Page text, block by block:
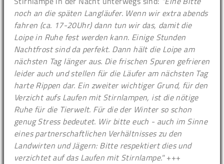
noch an die späten Langläufer. Wenn wir extra abends
fahren (ca. 17-20Uhr) dann tun wir das, damit die
Loipe in Ruhe fest werden kann. Einige Stunden
Nachtfrost sind da perfekt. Dann hält die Loipe am
nächsten Tag länger aus. Die frischen Spuren gefrieren
leider auch und stellen für die Läufer am nächsten Tag
harte Rippen dar. Ein zweiter wichtiger Grund, für den
Verzicht aufs Laufen mit Stirnlampen, ist die nötige
Ruhe für die Tierwelt. Für die der Winter so schon
genug Stress bedeutet. Wir bitte euch - auch im Sinne
eines partnerschaftlichen Verhältnisses zu den
Landwirten und Jägern: Bitte respektiert dies und
verzichtet auf das Laufen mit Stirnlampe."+++